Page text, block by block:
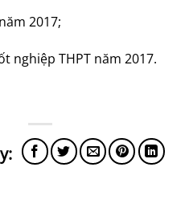
2017;
nghiệp THPT năm 2017.